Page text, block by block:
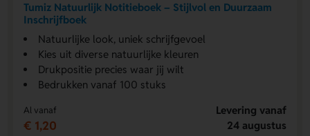
Tumiz Natuurlijk Notitieboek – Stijlvol en Duurzaam
Inschrijfboek
Natuurlijke look, uniek schrijfgevoel
Kies uit diverse natuurlijke kleuren
Drukpositie precies waar jij wilt
Bedrukken vanaf 100 stuks
Al vanaf
€ 1,20
Levering vanaf
24 augustus